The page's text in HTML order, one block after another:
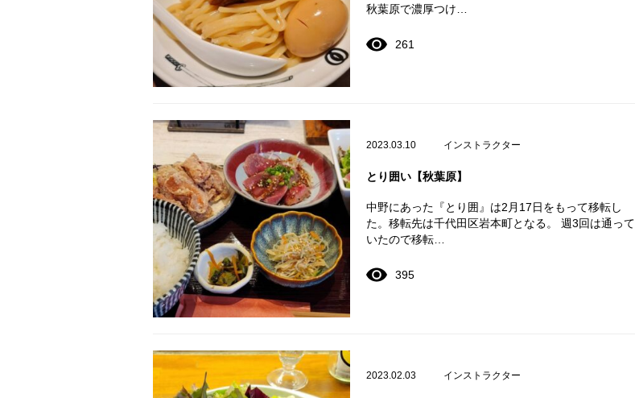
秋葉原で濃厚つけ…
261
2023.03.10 インストラクター
とり囲い【秋葉原】
中野にあった『とり囲』は2月17日をもって移転し
た。移転先は千代田区岩本町となる。 週3回は通って
いたので移転…
395
2023.02.03 インストラクター